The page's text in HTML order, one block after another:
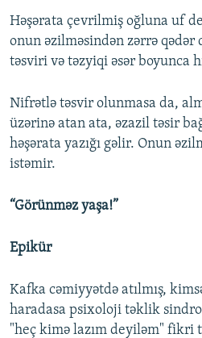
Həşərata çevrilmiş oğluna uf
onun əzilməsindən zərrə qədər
təsviri və təzyiqi əsər boyunca
Nifrətlə təsvir olunmasa da,
üzərinə atan ata, əzazil təsir
həşərata yazığı gəlir. Onun
istəmir.
“Görünməz yaşa!”
Epikür
Kafka cəmiyyətdə atılmış,
haradasa psixoloji təklik
"heç kimə lazım deyiləm" fikri